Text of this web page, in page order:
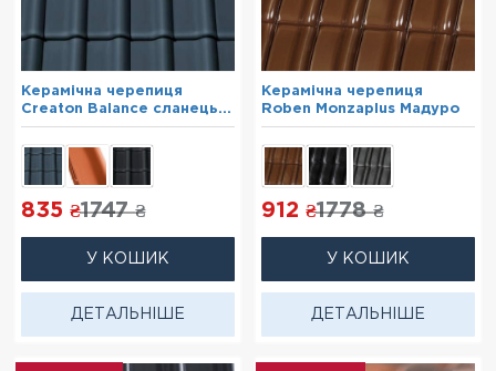
Керамічна черепиця
Creaton Balance сланець
ангоб
835 ₴1747₴
У КОШИК
ДЕТАЛЬНІШЕ
Керамічна черепиця
Roben Monzaplus Мадуро
912 ₴1778₴
У КОШИК
ДЕТАЛЬНІШЕ